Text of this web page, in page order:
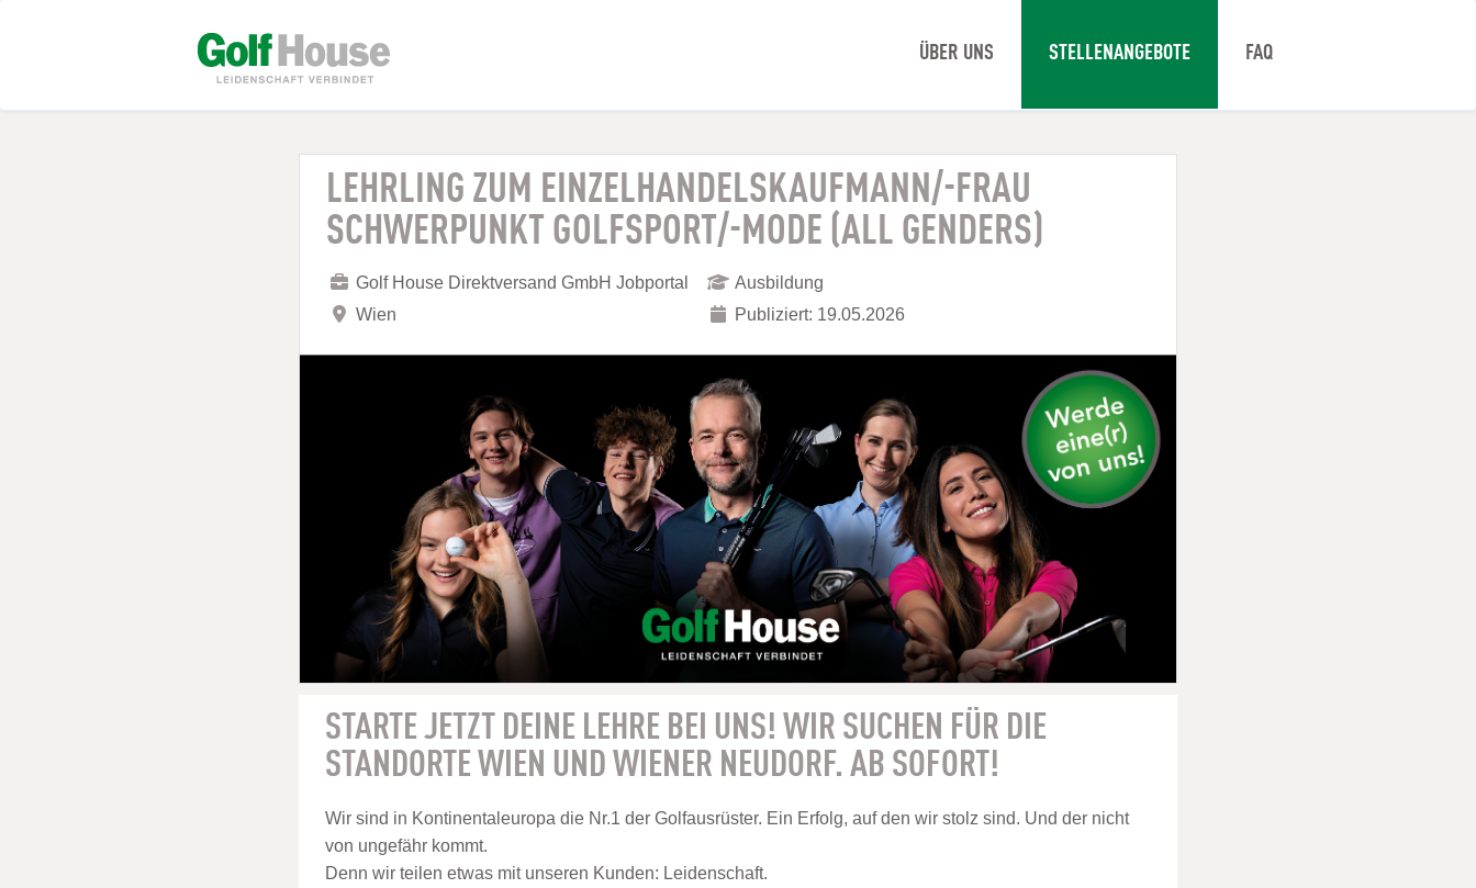
ÜBER UNS STELLENANGEBOTE FAQ
LEHRLING ZUM EINZELHANDELSKAUFMANN/-FRAU
SCHWERPUNKT GOLFSPORT/-MODE (ALL GENDERS)
Golf House Direktversand GmbH Jobportal
Wien
Ausbildung
Publiziert: 19.05.2026
STARTE JETZT DEINE LEHRE BEI UNS! WIR SUCHEN FÜR DIE
STANDORTE WIEN UND WIENER NEUDORF. AB SOFORT!
Wir sind in Kontinentaleuropa die Nr.1 der Golfausrüster. Ein Erfolg, auf den wir stolz sind. Und der nicht
von ungefähr kommt.
Denn wir teilen etwas mit unseren Kunden: Leidenschaft.